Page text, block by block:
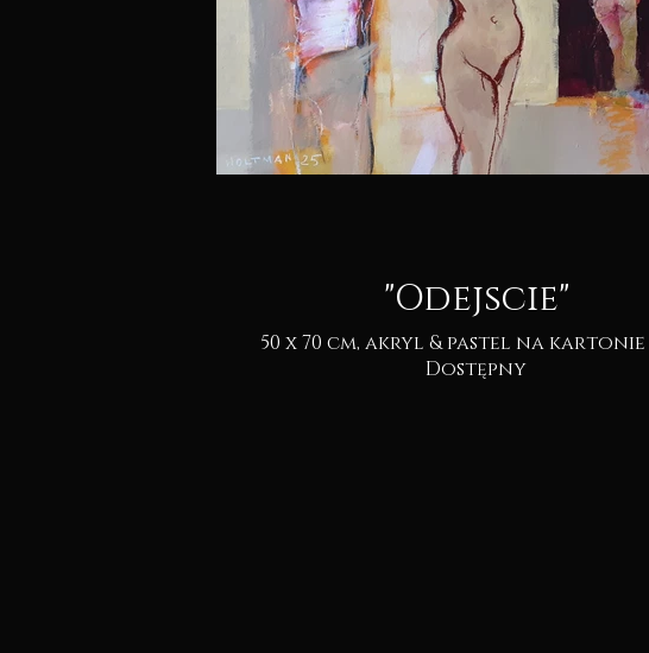
"Odejscie"
50 x 70 cm, akryl & pastel na kartonie 2025.
Dostępny